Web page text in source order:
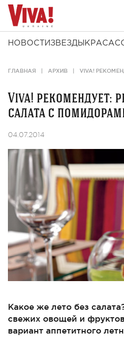
НОВОСТИ ЗВЕЗДЫ КРАСА
ГЛАВНАЯ АРХИВ VIVA!
Viva! рекомендует:
салата с
04.07.2014
Какое же лето без
свежих овощей и
вариант аппетитного